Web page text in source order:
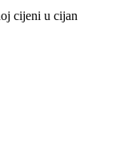
cijeni u cijan